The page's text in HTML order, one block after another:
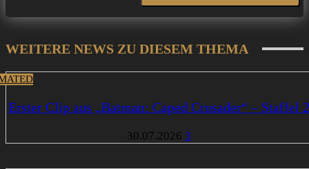
WEITERE NEWS ZU DIESEM THEMA
Erster Clip aus „Batman: Caped Crusader“ – Staffel 2
30.07.2026 3